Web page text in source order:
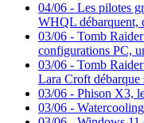
04/06 - Les pilotes
WHQL débarquent,
03/06 - Tomb
configurations PC,
03/06 - Tomb
Lara Croft débarque
03/06 - Phison X3,
03/06 -